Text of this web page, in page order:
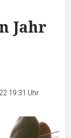
Jahr
19:31 Uhr